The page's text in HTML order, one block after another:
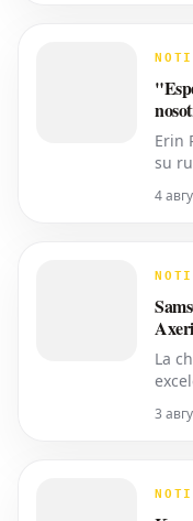
del
Erin
su
4
La
para
3